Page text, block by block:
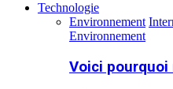
Technologie
Environnement
Environnement
Voici pourquoi